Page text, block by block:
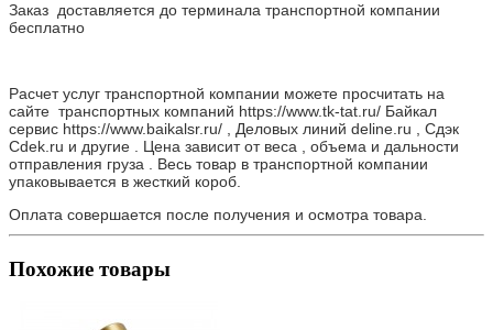
Заказ доставляется до терминала транспортной компании
бесплатно
Расчет услуг транспортной компании можете просчитать на
сайте транспортных компаний https://www.tk-tat.ru/ Байкал
сервис https://www.baikalsr.ru/ , Деловых линий deline.ru , Сдэк
Cdek.ru и другие . Цена зависит от веса , объема и дальности
отправления груза . Весь товар в транспортной компании
упаковывается в жесткий короб.
Оплата совершается после получения и осмотра товара.
Похожие товары